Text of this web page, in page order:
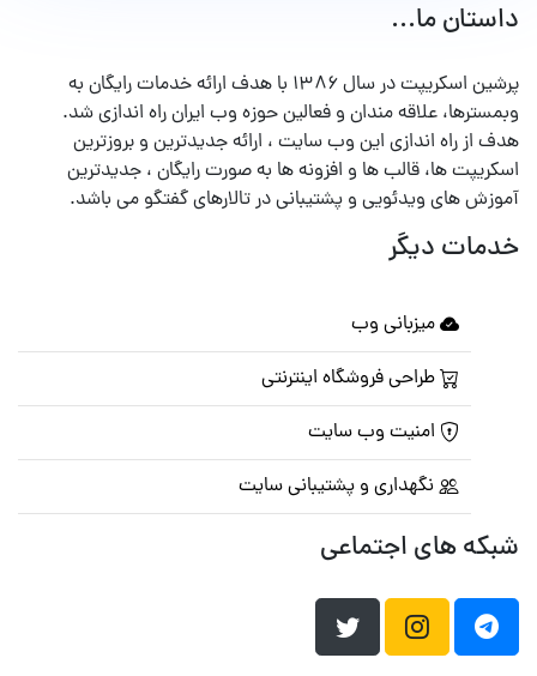
داستان ما...
پرشین اسکریپت در سال ۱۳۸۶ با هدف ارائه خدمات رایگان به
وبمسترها، علاقه مندان و فعالین حوزه وب ایران راه اندازی شد.
هدف از راه اندازی این وب سایت ، ارائه جدیدترین و بروزترین
اسکریپت ها، قالب ها و افزونه ها به صورت رایگان ، جدیدترین
آموزش های ویدئویی و پشتیبانی در تالارهای گفتگو می باشد.
خدمات دیگر
میزبانی وب
طراحی فروشگاه اینترنتی
امنیت وب سایت
نگهداری و پشتیبانی سایت
شبکه های اجتماعی